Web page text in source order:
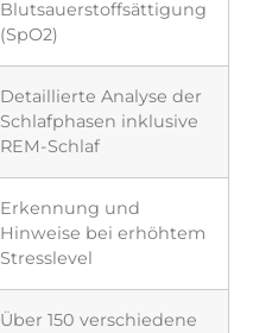
Blutsauerstoffsättigung
(SpO2)
Detaillierte Analyse der
Schlafphasen inklusive
REM-Schlaf
Erkennung und
Hinweise bei erhöhtem
Stresslevel
Über 150 verschiedene